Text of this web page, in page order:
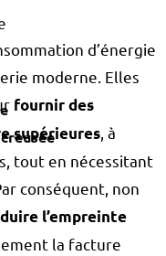
d’énergie
moderne. Elles
fournir des
supérieures , à
tout en nécessitant
conséquent, non
l’empreinte
la facture